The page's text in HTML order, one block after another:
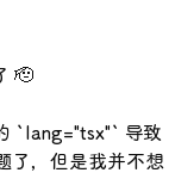
🫡
`lang="tsx"` 导致
了，但是我并不想